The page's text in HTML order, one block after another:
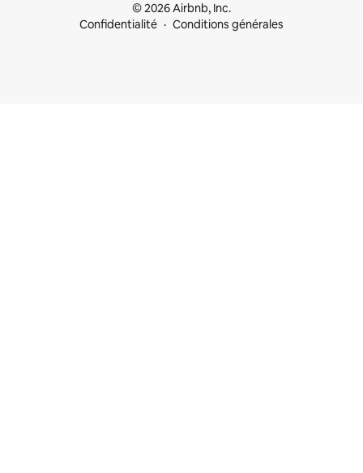
© 2026 Airbnb, Inc.
Confidentialité
Conditions générales